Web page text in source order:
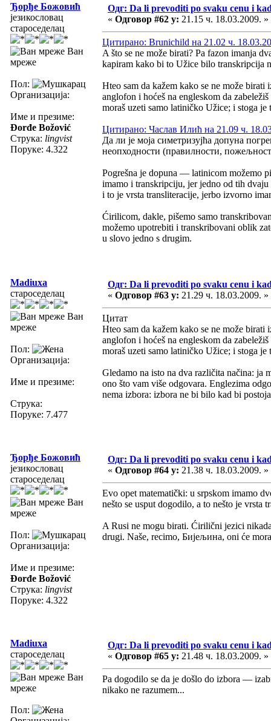
Ђорђе Божовић
језикословац
староседелац
Ван
мреже
Пол:
Организација:
Име и презиме:
Đorđe Božović
Струка: lingvist
Поруке: 4.322
Одг: Da li prevoditi po svaku cenu i
« Одговор #62 у: 21.15 ч. 18.03.2009. »
Цитирано: Brunichild на 21.02 ч.
A što se ne može birati? Pa fazon imanja
kapiram kako bi to Užice bilo transkripcija
Hteo sam da kažem kako se ne može birati
anglofon i hoćeš na engleskom da
moraš uzeti samo latiničko Užice; i stoga
Цитирано: Часлав Илић на 21.09 ч.
Да ли је моја симетризујћа допуна
неопходности (правилности,
Pogrešna je dopuna — latinicom možemo
imamo i transkripciju, jer jedno od tih
i to je vrsta transliteracije, jerbo izvorno
Ćirilicom, dakle, pišemo samo
možemo upotrebiti i transkribovani oblik
u slovo jedno s drugim.
Madiuxa
староседелац
Ван
мреже
Пол:
Организација:
Име и презиме:
Струка:
Поруке: 7.477
Одг: Da li prevoditi po svaku cenu i
« Одговор #63 у: 21.29 ч. 18.03.2009. »
Цитат
Hteo sam da kažem kako se ne može birati
anglofon i hoćeš na engleskom da
moraš uzeti samo latiničko Užice; i stoga
Gledamo na isto na dva različita načina:
ono što vam više odgovara. Englezima
nema izbora: izbora ne bi bilo kad bi
Ђорђе Божовић
језикословац
староседелац
Ван
мреже
Пол:
Организација:
Име и презиме:
Đorđe Božović
Струка: lingvist
Поруке: 4.322
Одг: Da li prevoditi po svaku cenu i
« Одговор #64 у: 21.38 ч. 18.03.2009. »
Evo opet matematički: u srpskom imamo
nešto se usput dogodilo, a to nešto je vrsta
A Rusi ne mogu birati. Ćirilični jezici
drugi. Naše, recimo, Бијељина, oni će
Madiuxa
староседелац
Ван
мреже
Пол:
Одг: Da li prevoditi po svaku cenu i
« Одговор #65 у: 21.48 ч. 18.03.2009. »
Pa dogodilo se da je došlo do izbora —
nikako ne razumem...